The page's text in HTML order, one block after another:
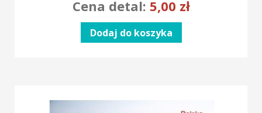
Cena detal: 5,00 zł
Dodaj do koszyka